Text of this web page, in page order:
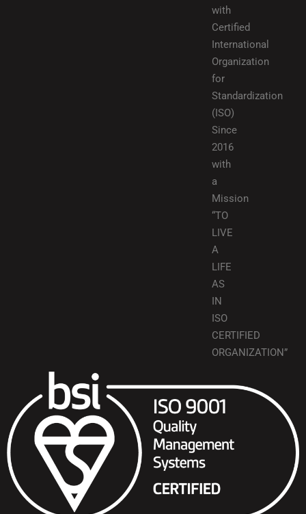
with
Certified
International
Organization
for
Standardization
(ISO)
Since
2016
with
a
Mission
“TO
LIVE
A
LIFE
AS
IN
ISO
CERTIFIED
ORGANIZATION”